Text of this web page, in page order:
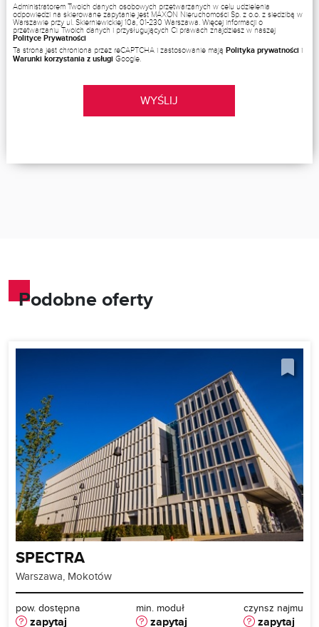
Administratorem Twoich danych osobowych przetwarzanych w celu udzielenia
odpowiedzi na skierowane zapytanie jest MAXON Nieruchomości Sp. z o.o. z siedzibą w
Warszawie przy ul. Skierniewickiej 10a, 01-230 Warszawa. Więcej informacji o
przetwarzaniu Twoich danych i przysługujących Ci prawach znajdziesz w naszej
Polityce Prywatności
Ta strona jest chroniona przez reCAPTCHA i zastosowanie mają Polityka prywatności i
Warunki korzystania z usługi Google.
WYŚLIJ
Podobne oferty
SPECTRA
Warszawa, Mokotów
pow. dostępna
zapytaj
min. moduł
zapytaj
czynsz najmu
zapytaj